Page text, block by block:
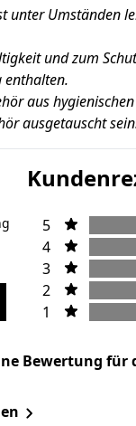
unter Umständen
und zum
enthalten.
aus
ausgetauscht
5
4
3
2
1
Bewertung für